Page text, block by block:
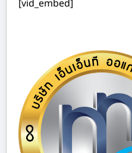
[vid_embed]